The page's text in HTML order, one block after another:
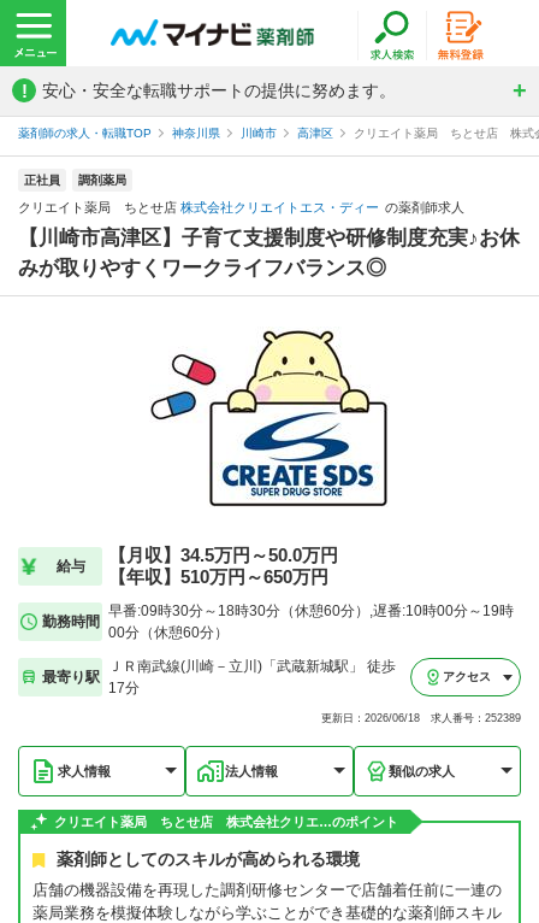
! 安心・安全な転職サポートの提供に努めます。
薬剤師の求人・転職TOP 神奈川県 川崎市 高津区 クリエイト薬局 ちとせ店 株式
正社員 調剤薬局
クリエイト薬局 ちとせ店 株式会社クリエイトエス・ディー の薬剤師求人
【川崎市高津区】子育て支援制度や研修制度充実♪お休
みが取りやすくワークライフバランス◎
給与
【月収】34.5万円～50.0万円
【年収】510万円～650万円
勤務時間
早番:09時30分～18時30分（休憩60分）,遅番:10時00分～19時
00分（休憩60分）
最寄り駅
ＪＲ南武線(川崎－立川)「武蔵新城駅」 徒歩
17分
アクセス
更新日：2026/06/18 求人番号：252389
求人情報 法人情報 類似の求人
クリエイト薬局 ちとせ店 株式会社クリエ…のポイント
薬剤師としてのスキルが高められる環境
店舗の機器設備を再現した調剤研修センターで店舗着任前に一連の
薬局業務を模擬体験しながら学ぶことができ基礎的な薬剤師スキル